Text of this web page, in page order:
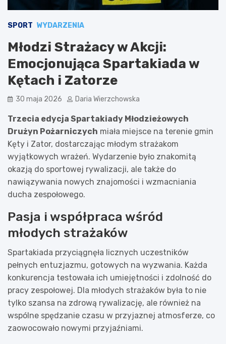
SPORT WYDARZENIA
Młodzi Strażacy w Akcji:
Emocjonująca Spartakiada w
Kętach i Zatorze
30 maja 2026 Daria Wierzchowska
Trzecia edycja Spartakiady Młodzieżowych
Drużyn Pożarniczych miała miejsce na terenie gmin
Kęty i Zator, dostarczając młodym strażakom
wyjątkowych wrażeń. Wydarzenie było znakomitą
okazją do sportowej rywalizacji, ale także do
nawiązywania nowych znajomości i wzmacniania
ducha zespołowego.
Pasja i współpraca wśród
młodych strażaków
Spartakiada przyciągnęła licznych uczestników
pełnych entuzjazmu, gotowych na wyzwania. Każda
konkurencja testowała ich umiejętności i zdolność do
pracy zespołowej. Dla młodych strażaków była to nie
tylko szansa na zdrową rywalizację, ale również na
wspólne spędzanie czasu w przyjaznej atmosferze, co
zaowocowało nowymi przyjaźniami.